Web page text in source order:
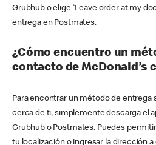
Grubhub o elige “Leave order at my
entrega en Postmates.
¿Cómo encuentro un
contacto de McDonald’s
Para encontrar un método de entrega
cerca de ti, simplemente descarga el
Grubhub o Postmates. Puedes
tu localización o ingresar la dirección